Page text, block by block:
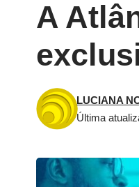
A
Última
LUCIANA